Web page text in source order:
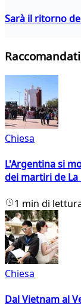
Sarà il ritorno
Chiesa
L'Argentina si
dei martiri de La
1 min di
Chiesa
Dal Vietnam al